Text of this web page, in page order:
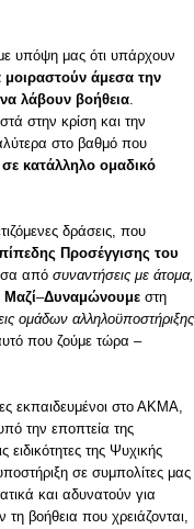
υπόψη μας ότι υπάρχουν
μοιραστούν άμεσα την
λάβουν βοήθεια.
στην κρίση και την
στο βαθμό που
σε κατάλληλο ομαδικό
δράσεις, που
Προσέγγισης του
από συναντήσεις με άτομα,
Μαζί–Δυναμώνουμε στη
ομάδων αλληλοϋποστήριξης
που ζούμε τώρα –
εκπαιδευμένοι στο ΑΚΜΑ,
την εποπτεία της
της Ψυχικής
σε συμπολίτες μας
και αδυνατούν για
τη βοήθεια που χρειάζονται,